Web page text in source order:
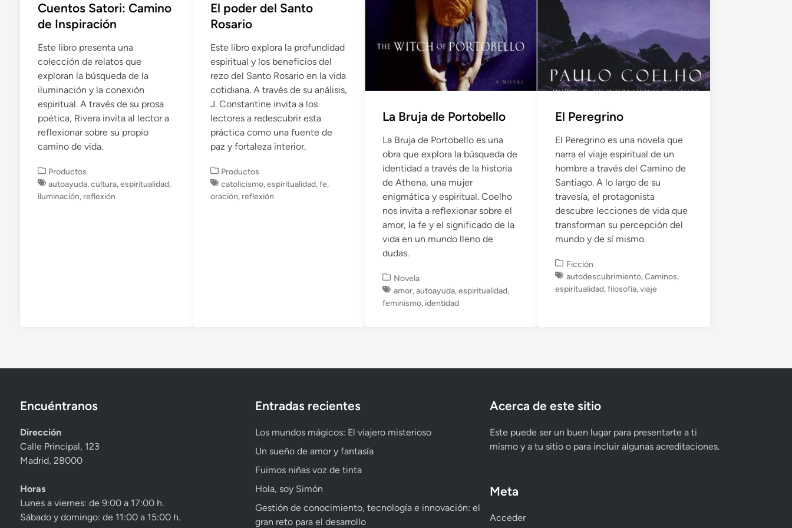
Cuentos Satori: Camino
de Inspiración
Este libro presenta una
colección de relatos que
exploran la búsqueda de la
iluminación y la conexión
espiritual. A través de su prosa
poética, Rivera invita al lector a
reflexionar sobre su propio
camino de vida.
P
u
b
Productos
autoayuda,cultura,espiritualidad,
iluminación, reflexión
El poder del Santo
Rosario
Este libro explora la profundidad
espiritual y los beneficios del
rezo del Santo Rosario en la vida
cotidiana. A través de su análisis,
J. Constantine invita a los
lectores a redescubrir esta
práctica como una fuente de
paz y fortaleza interior.
P
u
b
Productos
catolicismo,espiritualidad,fe,
oración, reflexión
La Bruja de Portobello
La Bruja de Portobello es una
obra que explora la búsqueda de
identidad a través de la historia
de Athena, una mujer
enigmática y espiritual. Coelho
nos invita a reflexionar sobre el
amor, la fe y el significado de la
vida en un mundo lleno de
dudas.
P
u
b
Novela
amor,autoayuda,espiritualidad,
feminismo, identidad
El Peregrino
El Peregrino es una novela que
narra el viaje espiritual de un
hombre a través del Camino de
Santiago. A lo largo de su
travesía, el protagonista
descubre lecciones de vida que
transforman su percepción del
mundo y de sí mismo.
P
u
b
Ficción
autodescubrimiento,Caminos,
espiritualidad,filosofía,viaje
Encuéntranos
Dirección
Calle Principal, 123
Madrid, 28000
Horas
Lunes a viernes: de 9:00 a 17:00 h.
Sábado y domingo: de 11:00 a 15:00 h.
Entradas recientes
Los mundos mágicos: El viajero misterioso
Un sueño de amor y fantasía
Fuimos niñas voz de tinta
Hola, soy Simón
Gestión de conocimiento, tecnología e innovación: el
gran reto para el desarrollo
Acerca de este sitio
Este puede ser un buen lugar para presentarte a ti
mismo y a tu sitio o para incluir algunas acreditaciones.
Meta
Acceder